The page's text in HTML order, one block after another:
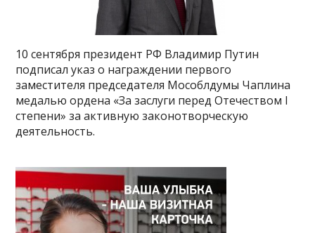
10 сентября президент РФ Владимир Путин
подписал указ о награждении первого
заместителя председателя Мособлдумы Чаплина
медалью ордена «За заслуги перед Отечеством I
степени» за активную законотворческую
деятельность.